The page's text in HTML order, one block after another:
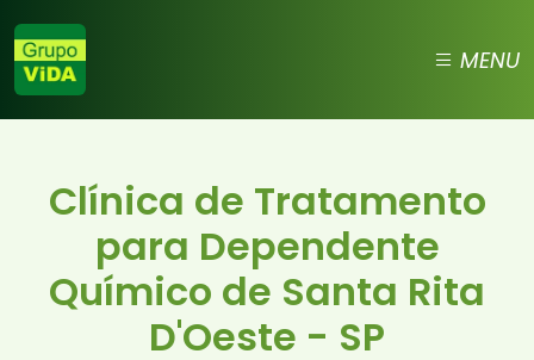
MENU
Clínica de Tratamento
para Dependente
Químico de Santa Rita
D'Oeste - SP